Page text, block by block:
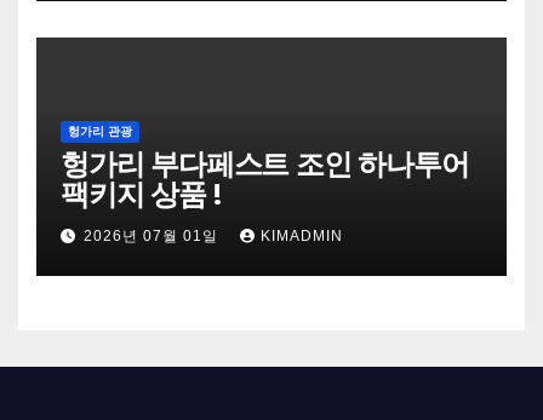
헝가리 관광
헝가리 부다페스트 조인 하나투어
팩키지 상품 !
2026년 07월 01일 KIMADMIN